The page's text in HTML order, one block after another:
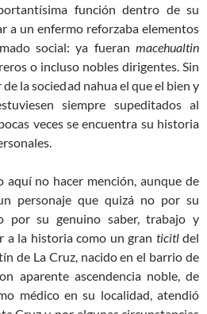
función dentro de su
a un enfermo reforzaba elementos
social: ya fueran macehualtin
o incluso nobles dirigentes. Sin
la sociedad nahua el que el bien y
siempre supeditados al
veces se encuentra su historia
no hacer mención, aunque de
personaje que quizá no por su
por su genuino saber, trabajo y
a la historia como un gran ticitl del
de La Cruz, nacido en el barrio de
aparente ascendencia noble, de
médico en su localidad, atendió